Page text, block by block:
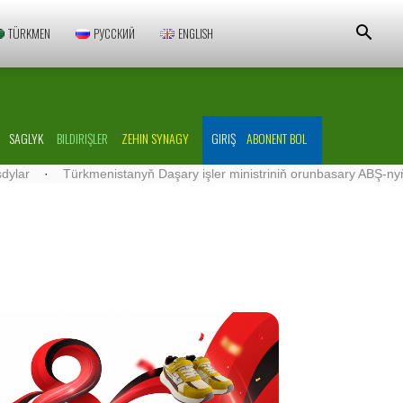
TÜRKMEN РУССКИЙ ENGLISH
SAGLYK BILDIRIŞLER ZEHIN SYNAGY GIRIŞ ABONENT BOL
Daşary işler ministriniň orunbasary ABŞ-nyň